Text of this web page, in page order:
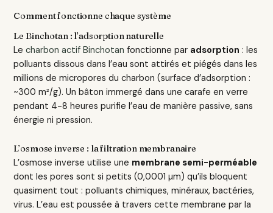
Comment fonctionne chaque système
Le Binchotan : l’adsorption naturelle
Lecharbon actif Binchotan fonctionne par adsorption : les
polluants dissous dans l’eau sont attirés et piégés dans les
millions de micropores du charbon (surface d’adsorption :
~300 m²/g). Un bâton immergé dans une carafe en verre
pendant 4-8 heures purifie l’eau de manière passive, sans
énergie ni pression.
L’osmose inverse : la filtration membranaire
L’osmose inverse utilise une membrane semi-perméable
dont les pores sont si petits (0,0001 µm) qu’ils bloquent
quasiment tout : polluants chimiques, minéraux, bactéries,
virus. L’eau est poussée à travers cette membrane par la